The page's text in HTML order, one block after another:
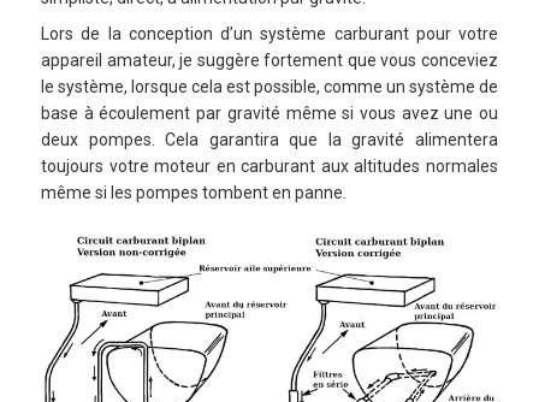
Lors de la conception d’un système carburant pour votre
appareil amateur, je suggère fortement que vous conceviez
le système, lorsque cela est possible, comme un système de
base à écoulement par gravité même si vous avez une ou
deux pompes. Cela garantira que la gravité alimentera
toujours votre moteur en carburant aux altitudes normales
même si les pompes tombent en panne.